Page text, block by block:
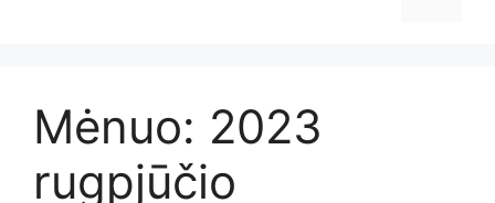
Mėnuo: 2023
rugpjūčio